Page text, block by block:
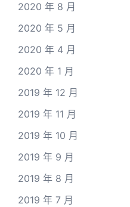
2020 年 8 月
2020 年 5 月
2020 年 4 月
2020 年 1 月
2019 年 12 月
2019 年 11 月
2019 年 10 月
2019 年 9 月
2019 年 8 月
2019 年 7 月